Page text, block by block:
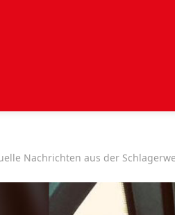
Nachrichten aus der